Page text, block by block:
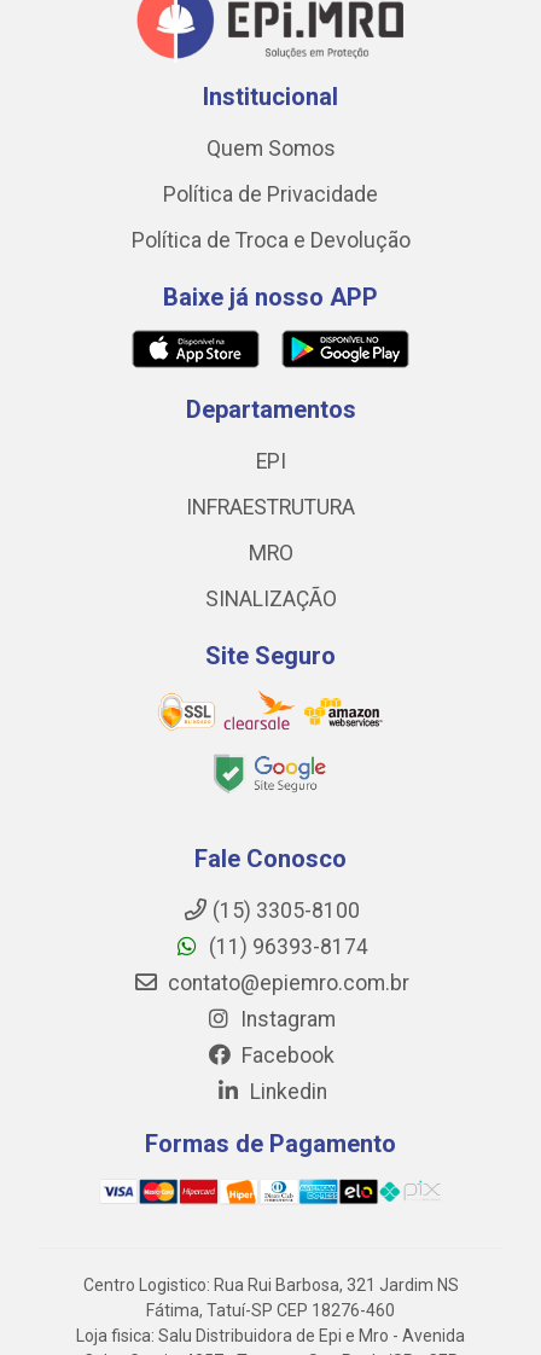
Institucional
Quem Somos
Política de Privacidade
Política de Troca e Devolução
Baixe já nosso APP
Departamentos
EPI
INFRAESTRUTURA
MRO
SINALIZAÇÃO
Site Seguro
Fale Conosco
(15) 3305-8100
(11) 96393-8174
contato@epiemro.com.br
Instagram
Facebook
Linkedin
Formas de Pagamento
Centro Logistico: Rua Rui Barbosa, 321 Jardim NS
Fátima, Tatuí-SP CEP 18276-460
Loja fisica: Salu Distribuidora de Epi e Mro - Avenida